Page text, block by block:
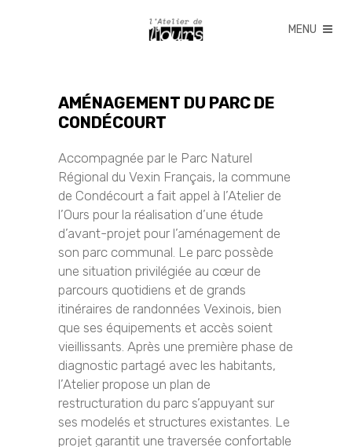
AMÉNAGEMENT DU PARC DE
CONDÉCOURT
Accompagnée par le Parc Naturel
Régional du Vexin Français, la commune
de Condécourt a fait appel à l’Atelier de
l’Ours pour la réalisation d’une étude
d’avant-projet pour l’aménagement de
son parc communal. Le parc possède
une situation privilégiée au cœur de
parcours quotidiens et de grands
itinéraires de randonnées Vexinois, bien
que ses équipements et accès soient
vieillissants. Après une première phase de
diagnostic partagé avec les habitants,
l’Atelier propose un plan de
restructuration du parc s’appuyant sur
ses modelés et structures existantes. Le
projet garantit une traversée confortable